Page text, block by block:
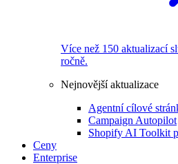
Více než 150 aktualizací
ročně.
Nejnovější aktualizace
Agentní cílové
Campaign Autopilot
Shopify AI Toolkit
Ceny
Enterprise